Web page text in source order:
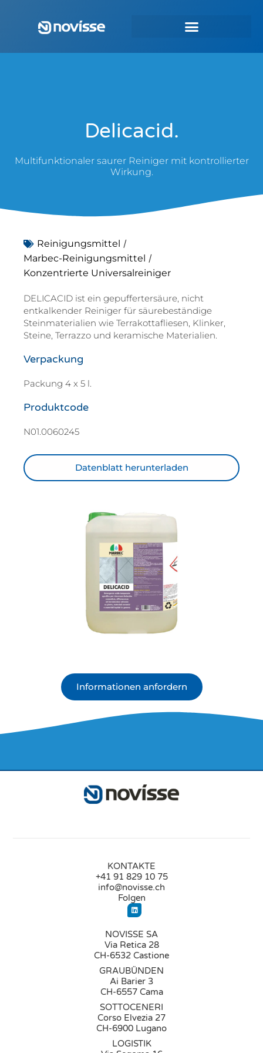
Delicacid.
Multifunktionaler saurer Reiniger mit kontrollierter
Wirkung.
Reinigungsmittel /
Marbec-Reinigungsmittel /
Konzentrierte Universalreiniger
DELICACID ist ein gepuffertersäure, nicht
entkalkender Reiniger für säurebeständige
Steinmaterialien wie Terrakottafliesen, Klinker,
Steine, Terrazzo und keramische Materialien.
Verpackung
Packung 4 x 5 l.
Produktcode
N01.0060245
Datenblatt herunterladen
Informationen anfordern
KONTAKTE
+41 91 829 10 75
info@novisse.ch
Folgen
NOVISSE SA
Via Retica 28
CH-6532 Castione
GRAUBÜNDEN
Ai Barier 3
CH-6557 Cama
SOTTOCENERI
Corso Elvezia 27
CH-6900 Lugano
LOGISTIK